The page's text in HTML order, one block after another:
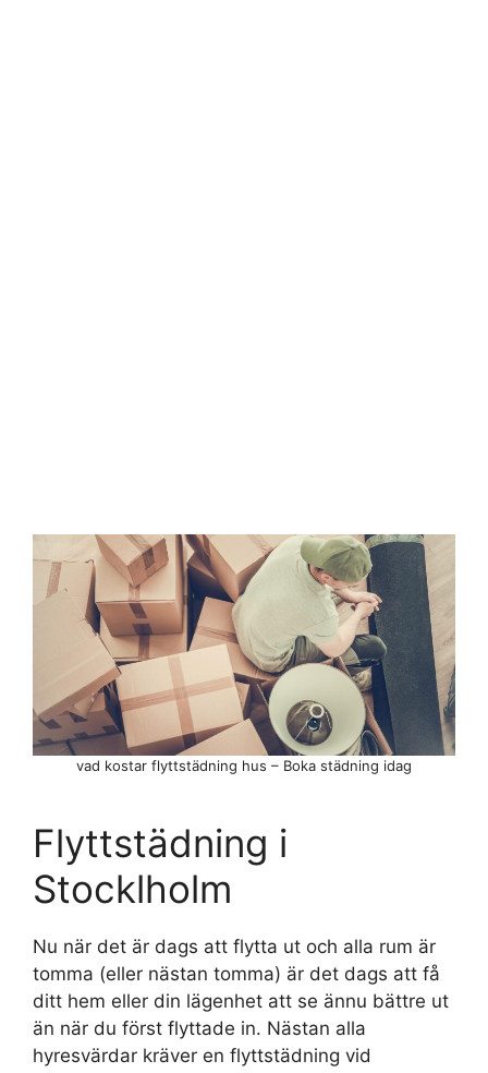
Flyttstädning i
Stocklholm
Nu när det är dags att flytta ut och alla rum är
tomma (eller nästan tomma) är det dags att få
ditt hem eller din lägenhet att se ännu bättre ut
än när du först flyttade in. Nästan alla
hyresvärdar kräver en flyttstädning vid
vad kostar flyttstädning hus – Boka städning idag